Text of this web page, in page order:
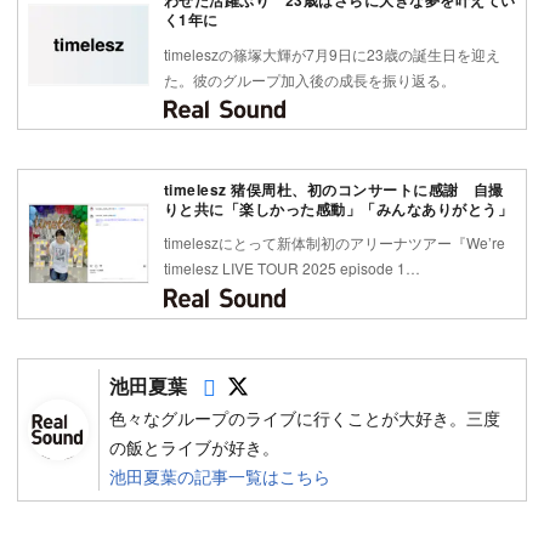
く1年に
timeleszの篠塚大輝が7月9日に23歳の誕生日を迎え
た。彼のグループ加入後の成長を振り返る。
timelesz 猪俣周杜、初のコンサートに感謝 自撮
りと共に「楽しかった感動」「みんなありがとう」
timeleszにとって新体制初のアリーナツアー『We’re
timelesz LIVE TOUR 2025 episode 1…
池田夏葉 Follow on SNS
色々なグループのライブに行くことが大好き。三度
の飯とライブが好き。
池田夏葉の記事一覧はこちら